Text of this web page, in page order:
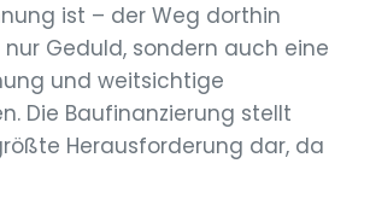
ist – der Weg dorthin
Geduld, sondern auch eine
und weitsichtige
Die Baufinanzierung stellt
Herausforderung dar, da